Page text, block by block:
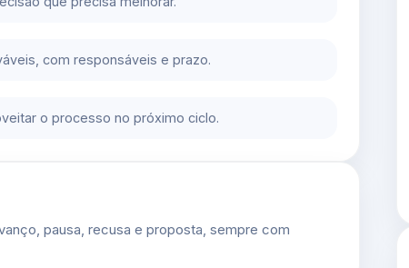
com responsáveis e prazo.
o processo no próximo ciclo.
pausa, recusa e proposta, sempre com